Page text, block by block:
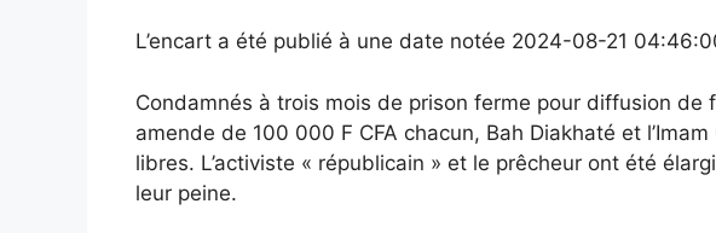
L’encart a été publié à une date notée 2024-08-21
Condamnés à trois mois de prison ferme pour diffusion de
amende de 100 000 F CFA chacun, Bah Diakhaté et
libres. L’activiste « républicain » et le prêcheur ont été
leur peine.